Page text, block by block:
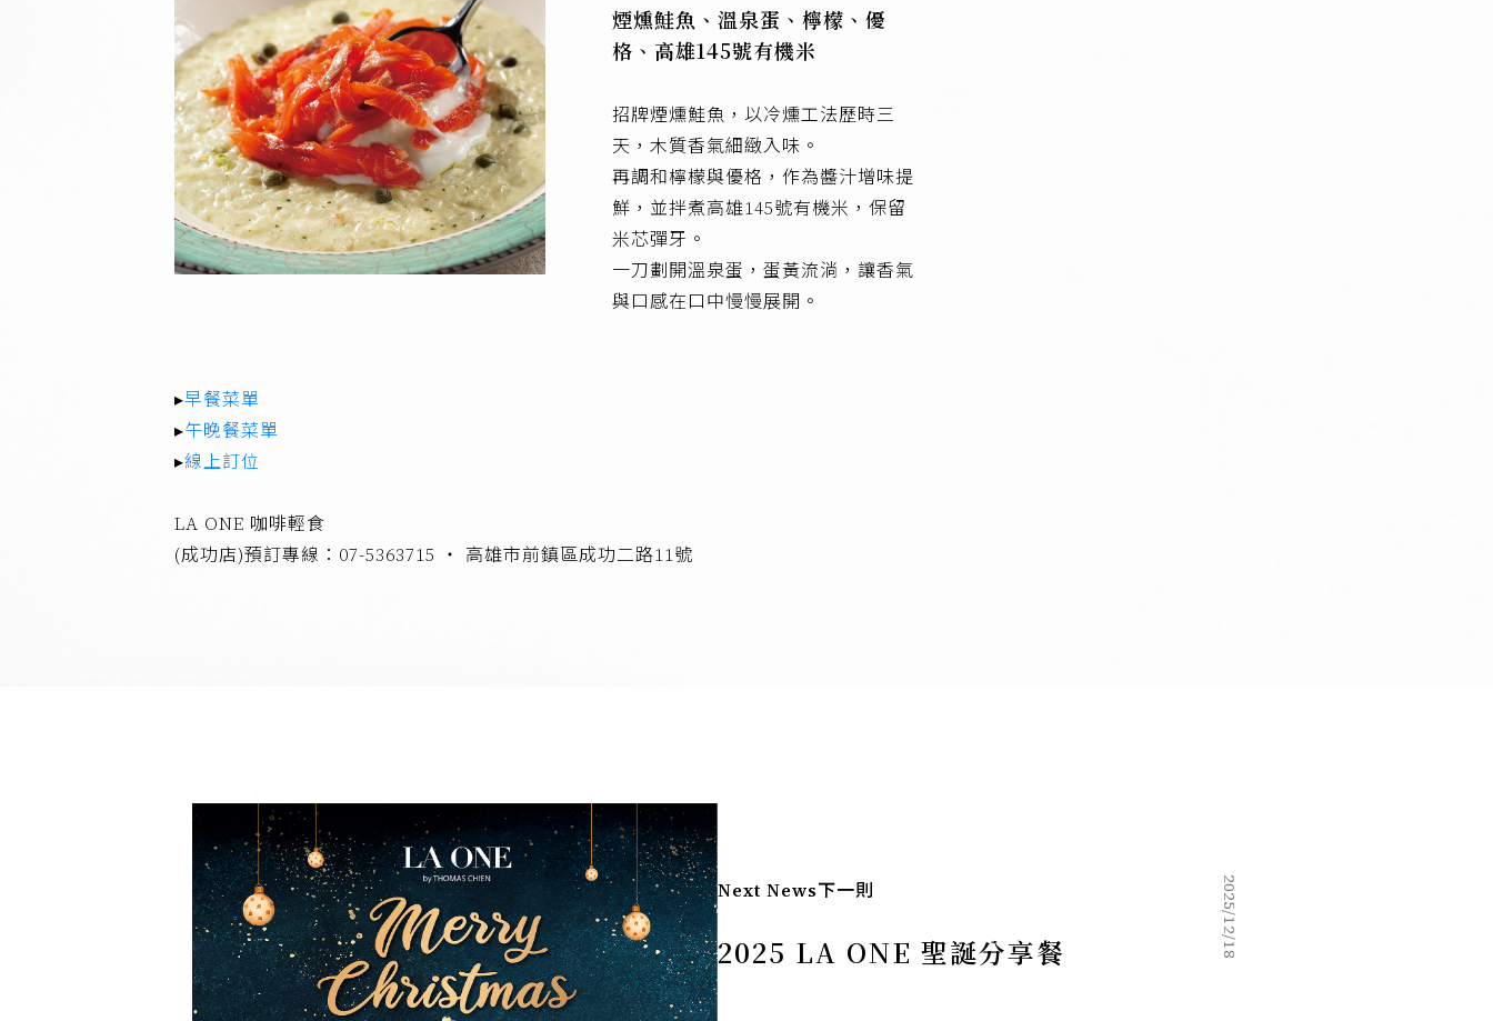
煙燻鮭魚、溫泉蛋、檸檬、優
格、高雄145號有機米
招牌煙燻鮭魚，以冷燻工法歷時三
天，木質香氣細緻入味。
再調和檸檬與優格，作為醬汁增味提
鮮，並拌煮高雄145號有機米，保留
米芯彈牙。
一刀劃開溫泉蛋，蛋黃流淌，讓香氣
與口感在口中慢慢展開。
▸早餐菜單
▸午晚餐菜單
▸線上訂位
LA ONE 咖啡輕食
(成功店)預訂專線：07-5363715 ‧ 高雄市前鎮區成功二路11號
Next News下一則
2025 LA ONE 聖誕分享餐 2025/12/18